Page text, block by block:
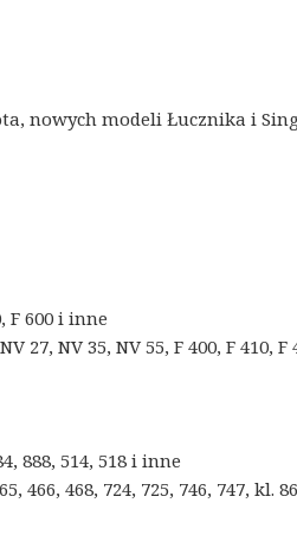
nowych modeli Łucznika i
F 600 i inne
27, NV 35, NV 55, F 400, F 410, F
888, 514, 518 i inne
466, 468, 724, 725, 746, 747, kl.